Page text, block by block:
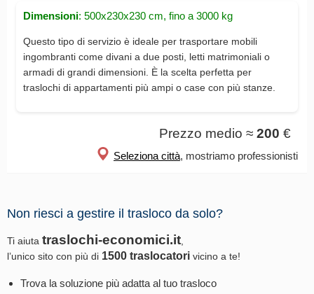
Dimensioni: 500x230x230 cm, fino a 3000 kg
Questo tipo di servizio è ideale per trasportare mobili
ingombranti come divani a due posti, letti matrimoniali o
armadi di grandi dimensioni. È la scelta perfetta per
traslochi di appartamenti più ampi o case con più stanze.
Prezzo medio ≈ 200 €
Seleziona città, mostriamo professionisti
Non riesci a gestire il trasloco da solo?
Ti aiuta traslochi-economici.it,
l’unico sito con più di 1500 traslocatori vicino a te!
Trova la soluzione più adatta al tuo trasloco